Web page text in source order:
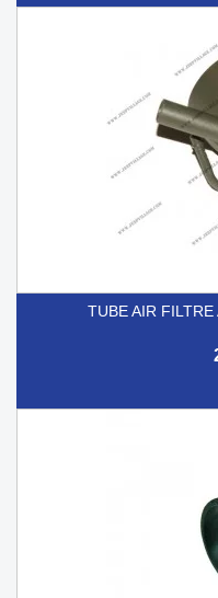
TUBE AIR